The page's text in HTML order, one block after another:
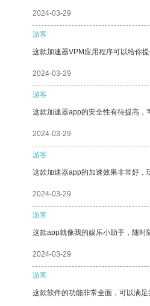
2024-03-29
游客
这款加速器VPM应用程序可以给你
2024-03-29
游客
这款加速器app的安全性有待提高，
2024-03-29
游客
这款加速器app的加速效果非常好，
2024-03-29
游客
这款app就像我的娱乐小助手，随时
2024-03-29
游客
这款软件的功能非常全面，可以满足